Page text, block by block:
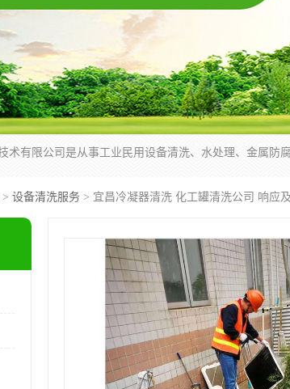
> 设备清洗服务 > 宜昌冷凝器清洗 化工罐清洗公司 响应